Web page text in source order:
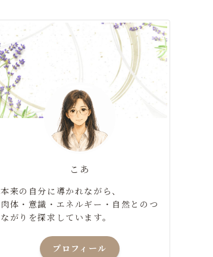
こあ
本来の自分に導かれながら、
肉体・意識・エネルギー・自然とのつ
ながりを探求しています。
プロフィール